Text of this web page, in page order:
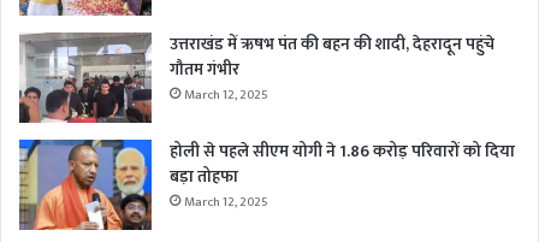
उत्तराखंड में ऋषभ पंत की बहन की शादी, देहरादून पहुंचे
गौतम गंभीर
March 12, 2025
होली से पहले सीएम योगी ने 1.86 करोड़ परिवारों को दिया
बड़ा तोहफा
March 12, 2025